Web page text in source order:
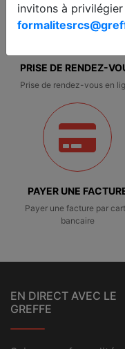
PRISE DE RENDEZ-
Prise de rendez-vous en
PAYER UNE
Payer une facture par
bancaire
EN DIRECT AVEC LE
GREFFE
invitons à